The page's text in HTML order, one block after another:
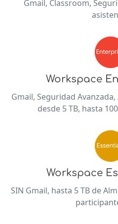
Gmail, Classroom,
Workspace
Gmail, Seguridad
desde 5 TB, hasta
Workspace
SIN Gmail, hasta 5 TB de